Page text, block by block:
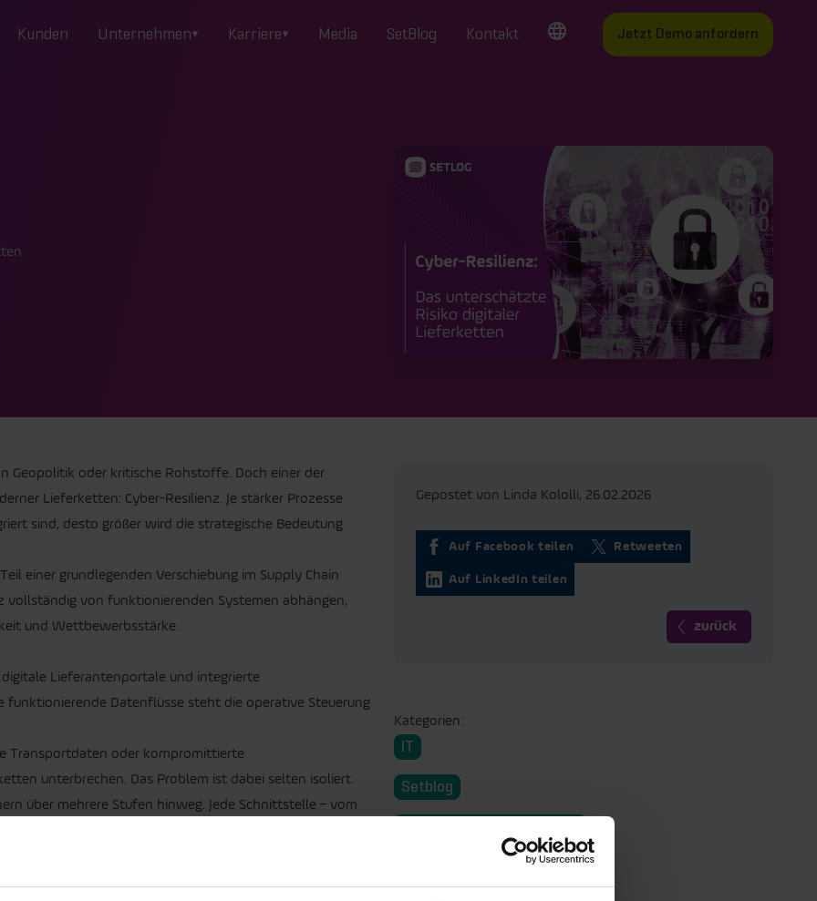
Kunden Unternehmen Karriere Media SetBlog Kontakt Jetzt Demo anfordern
Geopolitik oder kritische Rohstoffe. Doch einer der
Lieferketten: Cyber-Resilienz. Je stärker Prozesse
sind, desto größer wird die strategische Bedeutung
einer grundlegenden Verschiebung im Supply Chain
vollständig von funktionierenden Systemen abhängen,
und Wettbewerbsstärke.
Lieferantenportale und integrierte
Datenflüsse steht die operative Steuerung
Transportdaten oder kompromittierte
unterbrechen. Das Problem ist dabei selten isoliert.
über mehrere Stufen hinweg. Jede Schnittstelle – vom
Angriffsfläche.
größer die Auswirkungen eines Ausfalls. Ein Cyberangriff ist
unmittelbaren wirtschaftlichen Folgen.
Gepostet von Linda Kololli, 26.02.2026
Auf Facebook teilen Retweeten
Auf LinkedIn teilen
zurück
Kategorien:
IT
Setblog